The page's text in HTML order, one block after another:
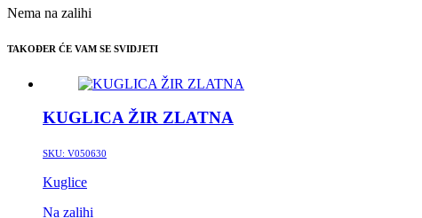
Nema na zalihi
TAKOĐER ĆE VAM SE SVIDJETI
KUGLICA ŽIR ZLATNA
SKU: V050630
Kuglice
Na zalihi